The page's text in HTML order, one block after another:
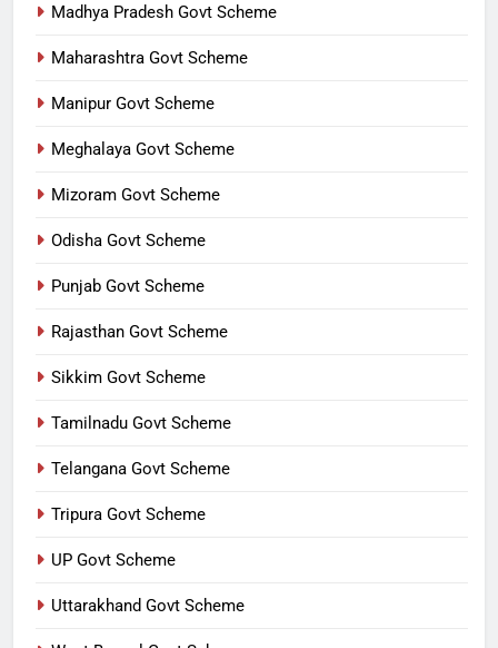
Madhya Pradesh Govt Scheme
Maharashtra Govt Scheme
Manipur Govt Scheme
Meghalaya Govt Scheme
Mizoram Govt Scheme
Odisha Govt Scheme
Punjab Govt Scheme
Rajasthan Govt Scheme
Sikkim Govt Scheme
Tamilnadu Govt Scheme
Telangana Govt Scheme
Tripura Govt Scheme
UP Govt Scheme
Uttarakhand Govt Scheme